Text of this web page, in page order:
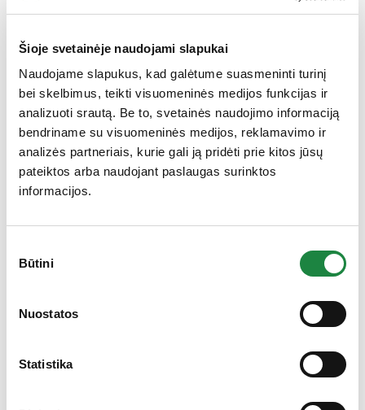
Šioje svetainėje naudojami slapukai
Naudojame slapukus, kad galėtume suasmeninti turinį
bei skelbimus, teikti visuomeninės medijos funkcijas ir
analizuoti srautą. Be to, svetainės naudojimo informaciją
bendriname su visuomeninės medijos, reklamavimo ir
analizės partneriais, kurie gali ją pridėti prie kitos jūsų
pateiktos arba naudojant paslaugas surinktos
informacijos.
pasirinkimas
Būtini
Nuostatos
Statistika
7,95 €
4,77€
produkto kiekis: Kalicord 850 kaps. N30
Gauk 10% nuolaidą!